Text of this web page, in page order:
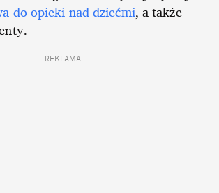
do opieki nad dziećmi, a także
REKLAMA